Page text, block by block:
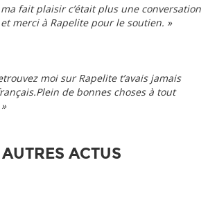
ma fait plaisir c’était plus une conversation
merci à Rapelite pour le soutien. »
moi sur Rapelite t’avais jamais
de bonnes choses à tout
AUTRES ACTUS